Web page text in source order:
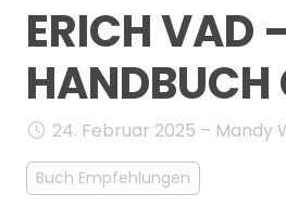
ERICH VAD
HANDBUCH
24. Februar 2025 – Mandy
Buch Empfehlungen